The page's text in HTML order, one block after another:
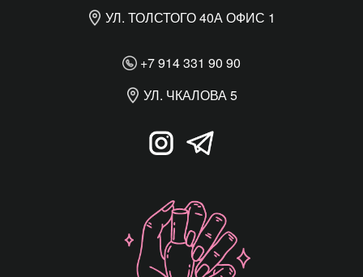
УЛ. ТОЛСТОГО 40А ОФИС 1
+7 914 331 90 90
УЛ. ЧКАЛОВА 5